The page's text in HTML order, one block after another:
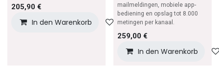
205,90 €
In den Warenkorb Auf die Wunschliste
mailmeldingen, mobiele app-
bediening en opslag tot 8.000
metingen per kanaal.
259,00€
In den Warenkorb